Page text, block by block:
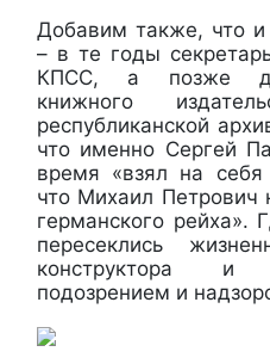
Добавим также, что
– в те годы
КПСС, а позже
книжного
республиканской
что именно Сергей
время «взял на себя
что Михаил Петрович
германского рейха».
пересеклись
конструктора и
подозрением и